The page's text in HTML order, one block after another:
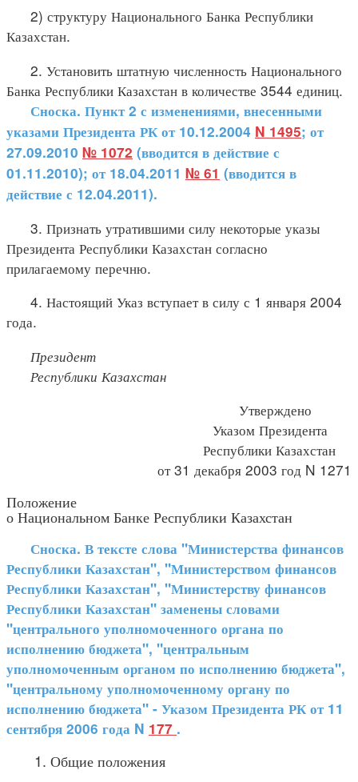
2) структуру Национального Банка Республики
Казахстан.
2. Установить штатную численность Национального
Банка Республики Казахстан в количестве 3544 единиц.
Сноска. Пункт 2 с изменениями, внесенными
указами Президента РК от 10.12.2004 N 1495; от
27.09.2010 № 1072 (вводится в действие с
01.11.2010); от 18.04.2011 № 61 (вводится в
действие с 12.04.2011).
3. Признать утратившими силу некоторые указы
Президента Республики Казахстан согласно
прилагаемому перечню.
4. Настоящий Указ вступает в силу с 1 января 2004
года.
Президент
Республики Казахстан
Утверждено
Указом Президента
Республики Казахстан
от 31 декабря 2003 год N 1271
Положение
о Национальном Банке Республики Казахстан
Сноска. В тексте слова "Министерства финансов
Республики Казахстан", "Министерством финансов
Республики Казахстан", "Министерству финансов
Республики Казахстан" заменены словами
"центрального уполномоченного органа по
исполнению бюджета", "центральным
уполномоченным органом по исполнению бюджета",
"центральному уполномоченному органу по
исполнению бюджета" - Указом Президента РК от 11
сентября 2006 года N 177 .
1. Общие положения